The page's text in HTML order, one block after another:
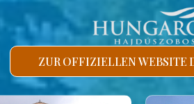
ZUR OFFIZIELLEN WEBSITE